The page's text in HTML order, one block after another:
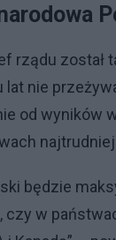
rządu
lat nie
od wyników
będzie
czy w